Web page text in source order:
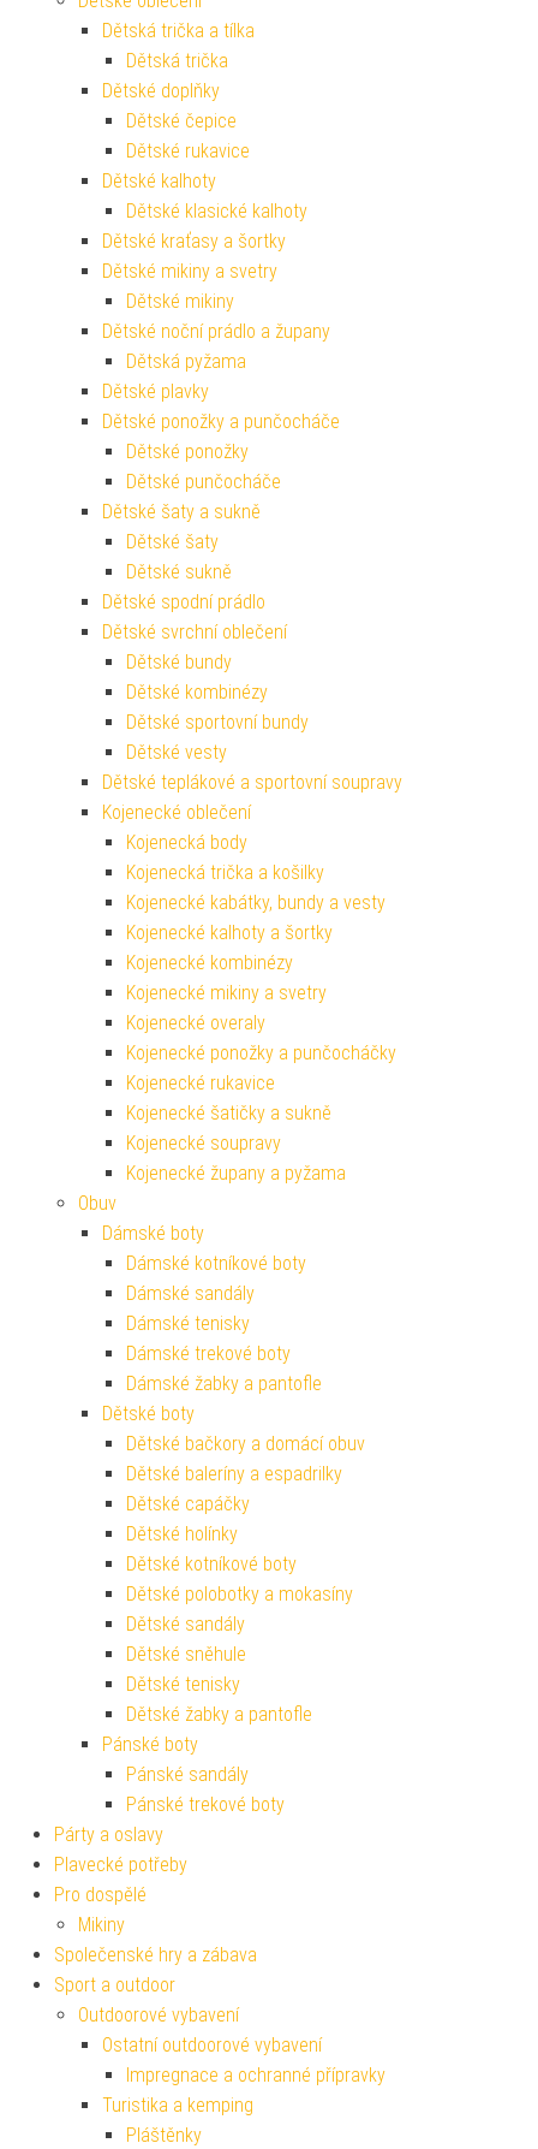
Dětská trička a tílka
Dětská trička
Dětské doplňky
Dětské čepice
Dětské rukavice
Dětské kalhoty
Dětské klasické kalhoty
Dětské kraťasy a šortky
Dětské mikiny a svetry
Dětské mikiny
Dětské noční prádlo a župany
Dětská pyžama
Dětské plavky
Dětské ponožky a punčocháče
Dětské ponožky
Dětské punčocháče
Dětské šaty a sukně
Dětské šaty
Dětské sukně
Dětské spodní prádlo
Dětské svrchní oblečení
Dětské bundy
Dětské kombinézy
Dětské sportovní bundy
Dětské vesty
Dětské teplákové a sportovní soupravy
Kojenecké oblečení
Kojenecká body
Kojenecká trička a košilky
Kojenecké kabátky, bundy a vesty
Kojenecké kalhoty a šortky
Kojenecké kombinézy
Kojenecké mikiny a svetry
Kojenecké overaly
Kojenecké ponožky a punčocháčky
Kojenecké rukavice
Kojenecké šatičky a sukně
Kojenecké soupravy
Kojenecké župany a pyžama
Obuv
Dámské boty
Dámské kotníkové boty
Dámské sandály
Dámské tenisky
Dámské trekové boty
Dámské žabky a pantofle
Dětské boty
Dětské bačkory a domácí obuv
Dětské baleríny a espadrilky
Dětské capáčky
Dětské holínky
Dětské kotníkové boty
Dětské polobotky a mokasíny
Dětské sandály
Dětské sněhule
Dětské tenisky
Dětské žabky a pantofle
Pánské boty
Pánské sandály
Pánské trekové boty
Párty a oslavy
Plavecké potřeby
Pro dospělé
Mikiny
Společenské hry a zábava
Sport a outdoor
Outdoorové vybavení
Ostatní outdoorové vybavení
Impregnace a ochranné přípravky
Turistika a kemping
Pláštěnky